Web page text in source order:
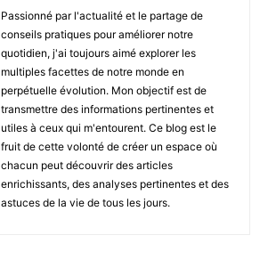
Passionné par l'actualité et le partage de
conseils pratiques pour améliorer notre
quotidien, j'ai toujours aimé explorer les
multiples facettes de notre monde en
perpétuelle évolution. Mon objectif est de
transmettre des informations pertinentes et
utiles à ceux qui m'entourent. Ce blog est le
fruit de cette volonté de créer un espace où
chacun peut découvrir des articles
enrichissants, des analyses pertinentes et des
astuces de la vie de tous les jours.